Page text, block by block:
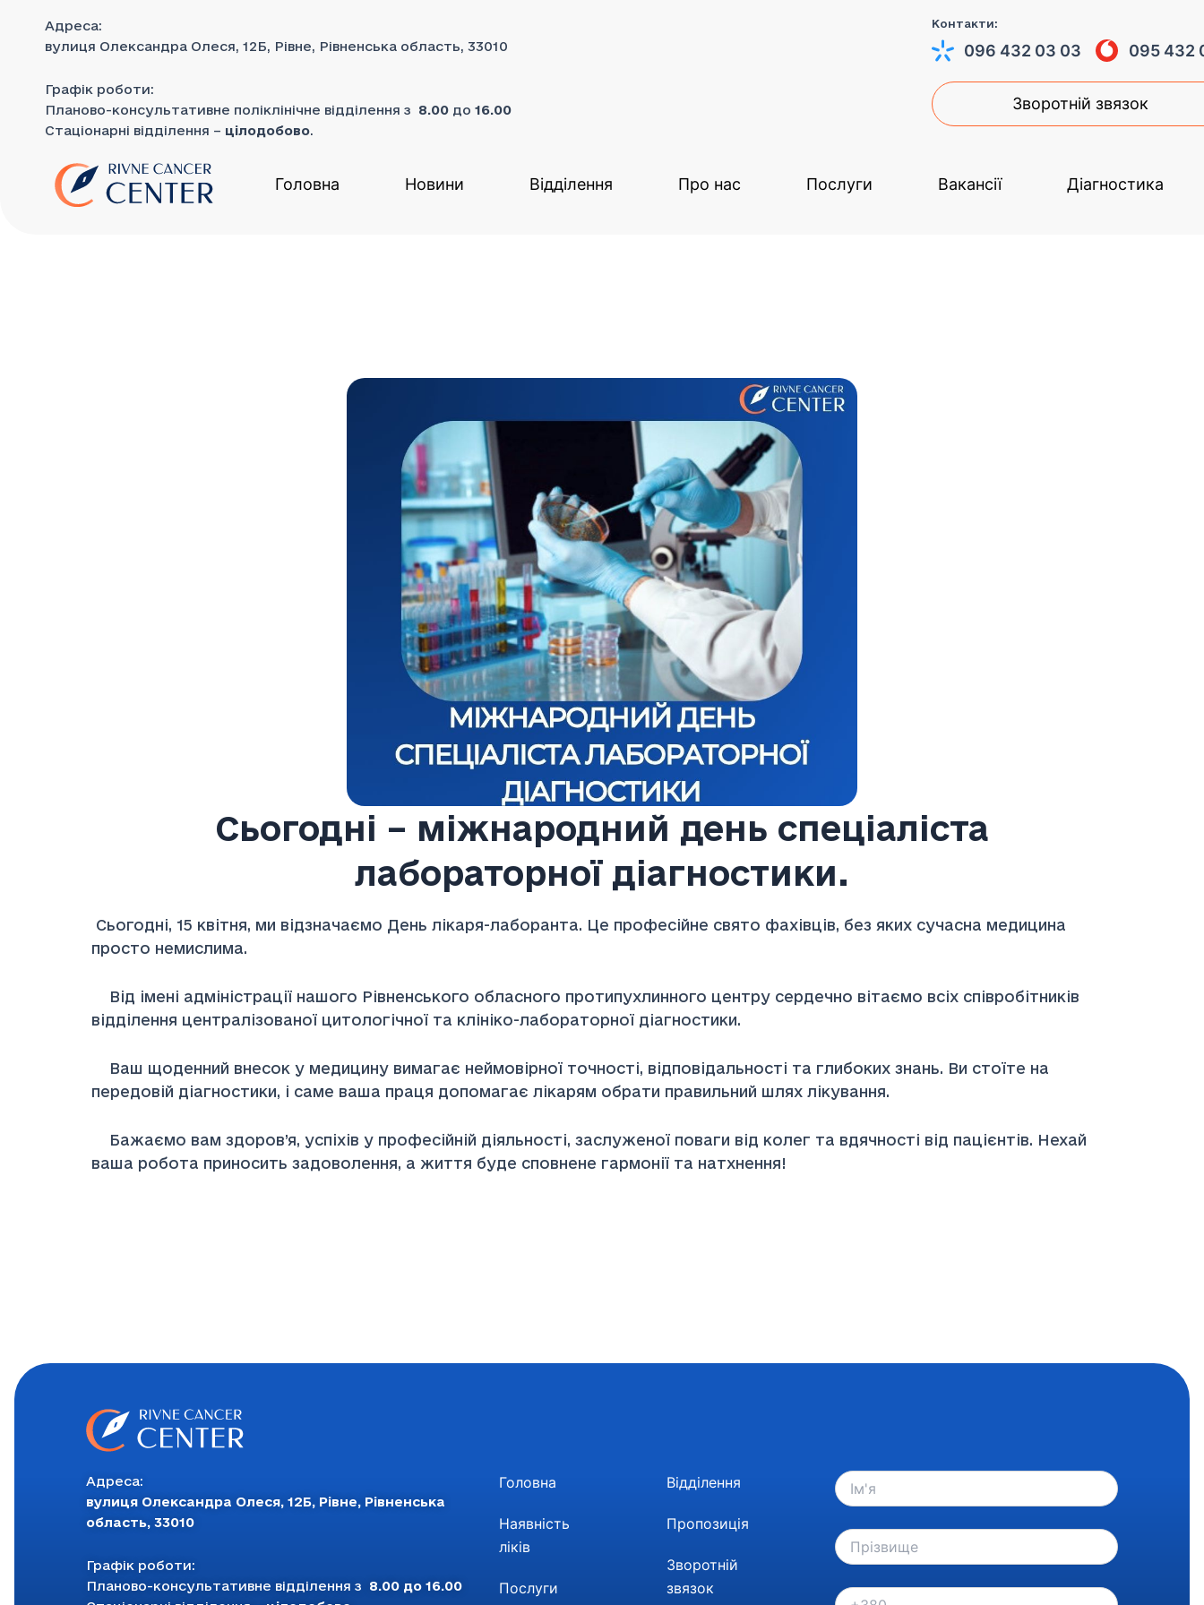
вмістуАдреса:
вулиця Олександра Олеся, 12Б, Рівне, Рівненська область, 33010
Графік роботи:
Планово-консультативне поліклінічне відділення з 8.00 до 16.00
Стаціонарні відділення – цілодобово.
Контакти:
096 432 03 03 095 432
Зворотній звязок
Головна Новини Відділення Про нас Послуги Вакансії Діагностика
Сьогодні – міжнародний день спеціаліста
лабораторної діагностики.
Сьогодні, 15 квітня, ми відзначаємо День лікаря-лаборанта. Це професійне свято фахівців, без яких сучасна медицина
просто немислима.
Від імені адміністрації нашого Рівненського обласного протипухлинного центру сердечно вітаємо всіх співробітників
відділення централізованої цитологічної та клініко-лабораторної діагностики.
Ваш щоденний внесок у медицину вимагає неймовірної точності, відповідальності та глибоких знань. Ви стоїте на
передовій діагностики, і саме ваша праця допомагає лікарям обрати правильний шлях лікування.
Бажаємо вам здоров’я, успіхів у професійній діяльності, заслуженої поваги від колег та вдячності від пацієнтів. Нехай
ваша робота приносить задоволення, а життя буде сповнене гармонії та натхнення!
Адреса:
вулиця Олександра Олеся, 12Б, Рівне, Рівненська
область, 33010
Графік роботи:
Планово-консультативне відділення з 8.00 до 16.00
Головна
Наявність
ліків
Послуги
Відділення
Пропозиція
Зворотній
звязок